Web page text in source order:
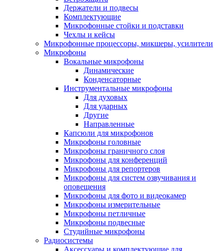
Держатели и подвесы
Комплектующие
Микрофонные стойки и подставки
Чехлы и кейсы
Микрофонные процессоры, микшеры, усилители
Микрофоны
Вокальные микрофоны
Динамические
Конденсаторные
Инструментальные микрофоны
Для духовых
Для ударных
Другие
Направленные
Капсюли для микрофонов
Микрофоны головные
Микрофоны граничного слоя
Микрофоны для конференций
Микрофоны для репортеров
Микрофоны для систем озвучивания и
оповещения
Микрофоны для фото и видеокамер
Микрофоны измерительные
Микрофоны петличные
Микрофоны подвесные
Студийные микрофоны
Радиосистемы
Аксессуары и комплектующие для